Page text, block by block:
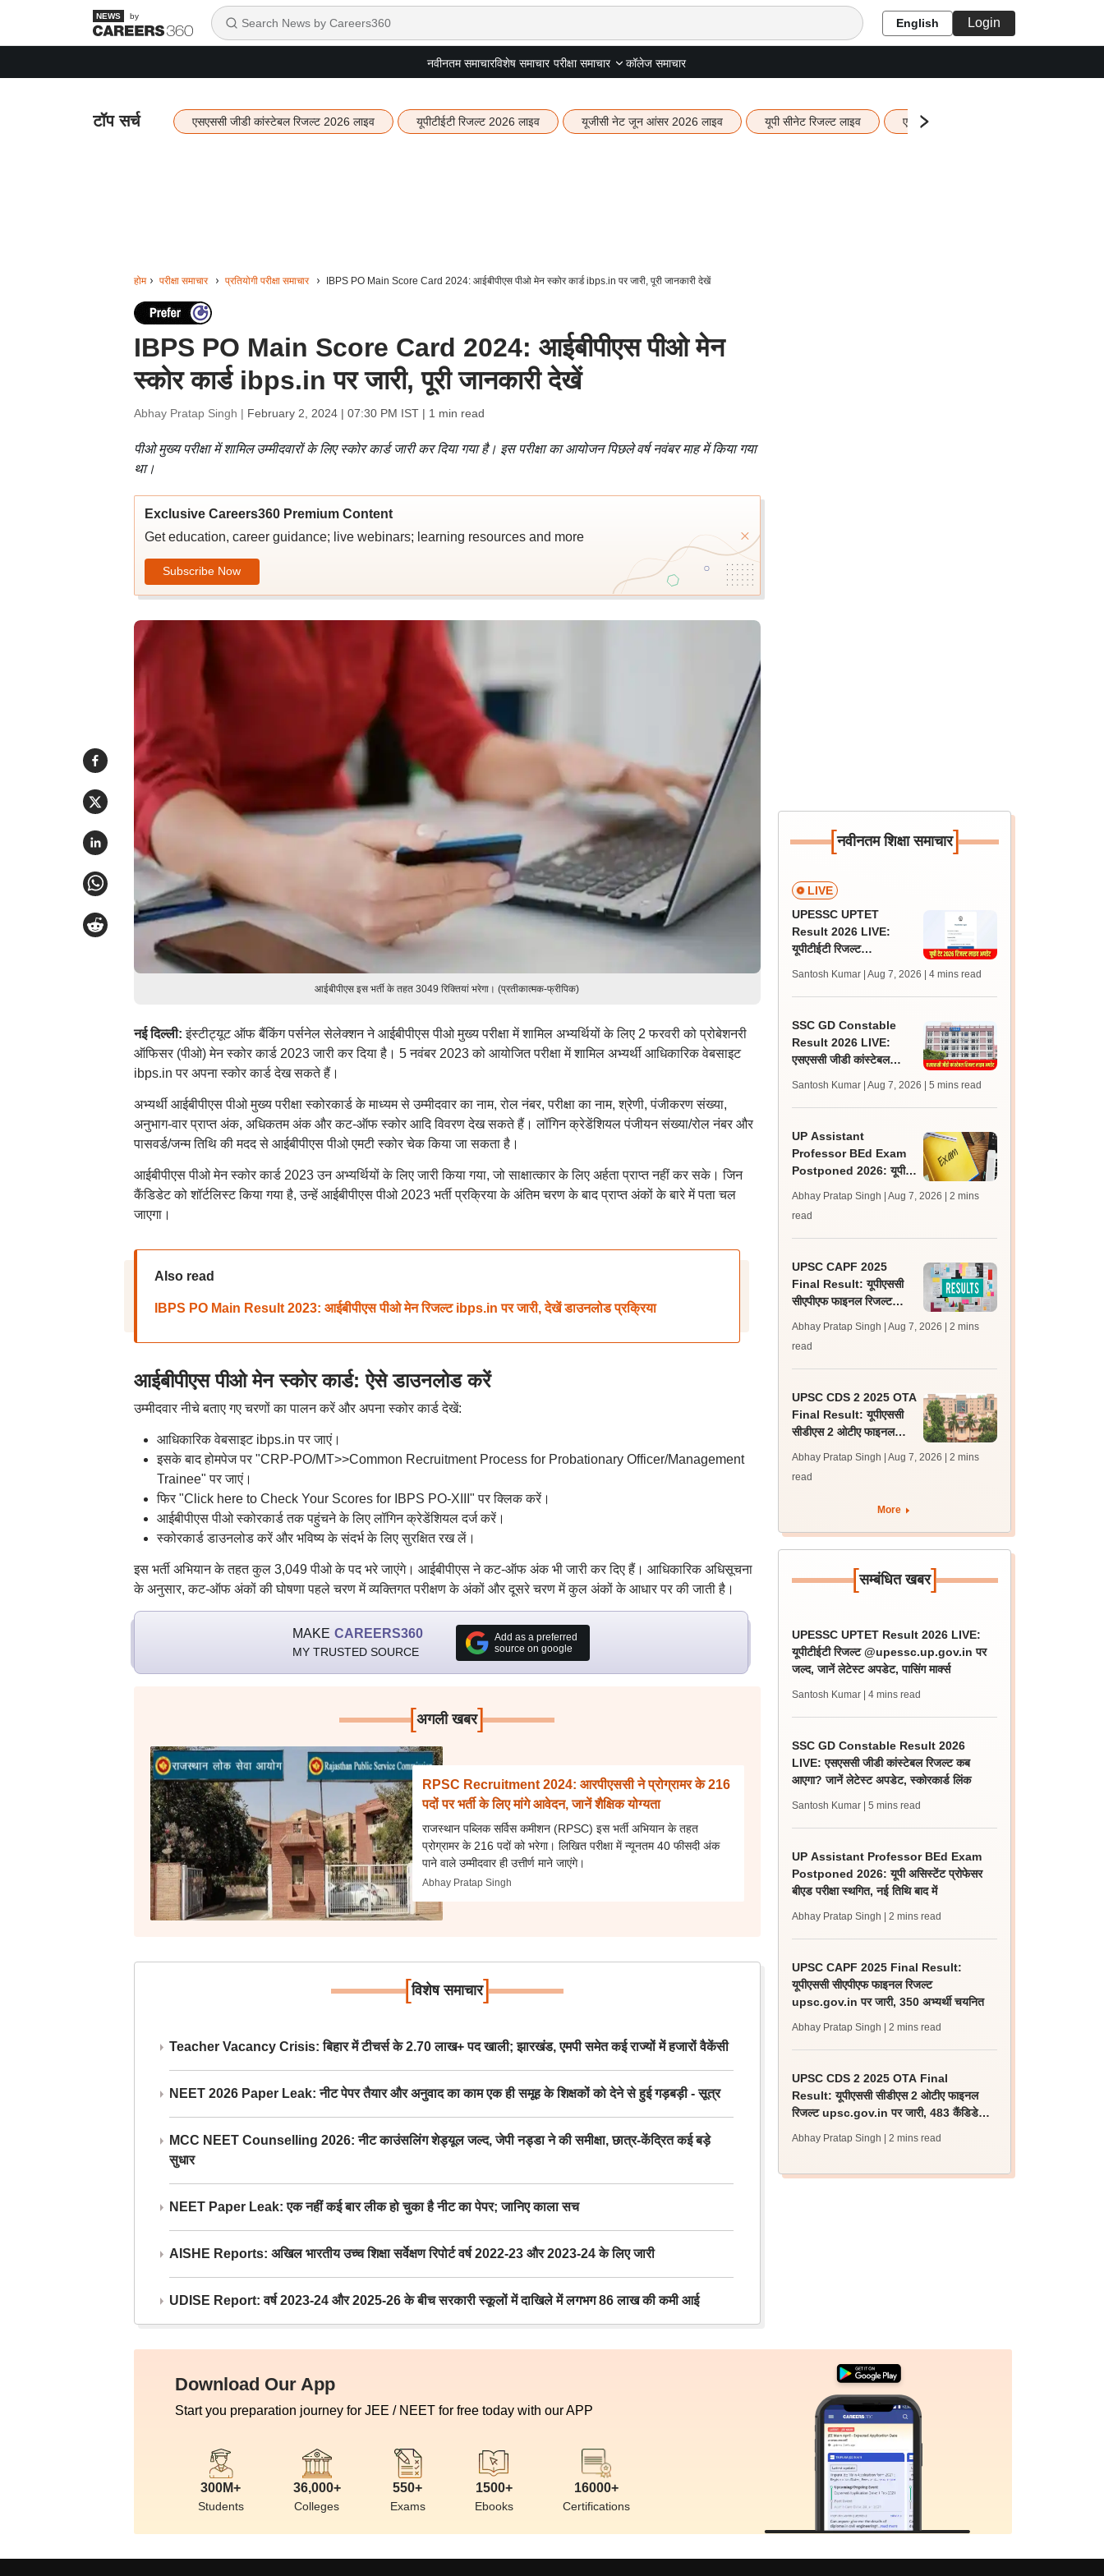
by English Login
नवीनतम समाचारविशेष समाचार परीक्षा समाचार कॉलेज समाचार
टॉप सर्च एसएससी जीडी कांस्टेबल रिजल्ट 2026 लाइव यूपीटीईटी रिजल्ट 2026 लाइव यूजीसी नेट जून आंसर 2026 लाइव यूपी सीनेट रिजल्ट लाइव एचबीएसई 12वीं का रिजल्ट लाइव
होम परीक्षा समाचार प्रतियोगी परीक्षा समाचार IBPS PO Main Score Card 2024: आईबीपीएस पीओ मेन स्कोर कार्ड ibps.in पर जारी, पूरी जानकारी देखें
IBPS PO Main Score Card 2024: आईबीपीएस पीओ मेन
स्कोर कार्ड ibps.in पर जारी, पूरी जानकारी देखें
Abhay Pratap Singh | February 2, 2024 | 07:30 PM IST| 1 min read
पीओ मुख्य परीक्षा में शामिल उम्मीदवारों के लिए स्कोर कार्ड जारी कर दिया गया है। इस परीक्षा का आयोजन पिछले वर्ष नवंबर माह में किया गया
था।
Exclusive Careers360 Premium Content
Get education, career guidance; live webinars; learning resources and more
Subscribe Now
आईबीपीएस इस भर्ती के तहत 3049 रिक्तियां भरेगा। (प्रतीकात्मक-फ्रीपिक)
नई दिल्ली:इंस्टीट्यूट ऑफ बैंकिंग पर्सनेल सेलेक्शन ने आईबीपीएस पीओ मुख्य परीक्षा में शामिल अभ्यर्थियों के लिए 2 फरवरी को प्रोबेशनरी
ऑफिसर (पीओ) मेन स्कोर कार्ड 2023 जारी कर दिया है। 5 नवंबर 2023 को आयोजित परीक्षा में शामिल अभ्यर्थी आधिकारिक वेबसाइट
ibps.in पर अपना स्कोर कार्ड देख सकते हैं।
अभ्यर्थी आईबीपीएस पीओ मुख्य परीक्षा स्कोरकार्ड के माध्यम से उम्मीदवार का नाम, रोल नंबर, परीक्षा का नाम, श्रेणी, पंजीकरण संख्या,
अनुभाग-वार प्राप्त अंक, अधिकतम अंक और कट-ऑफ स्कोर आदि विवरण देख सकते हैं। लॉगिन क्रेडेंशियल पंजीयन संख्या/रोल नंबर और
पासवर्ड/जन्म तिथि की मदद से आईबीपीएस पीओ एमटी स्कोर चेक किया जा सकता है।
आईबीपीएस पीओ मेन स्कोर कार्ड 2023 उन अभ्यर्थियों के लिए जारी किया गया, जो साक्षात्कार के लिए अर्हता प्राप्त नहीं कर सके। जिन
कैंडिडेट को शॉर्टलिस्ट किया गया है, उन्हें आईबीपीएस पीओ 2023 भर्ती प्रक्रिया के अंतिम चरण के बाद प्राप्त अंकों के बारे में पता चल
जाएगा।
Also read
IBPS PO Main Result 2023: आईबीपीएस पीओ मेन रिजल्ट ibps.in पर जारी, देखें डाउनलोड प्रक्रिया
आईबीपीएस पीओ मेन स्कोर कार्ड: ऐसे डाउनलोड करें
उम्मीदवार नीचे बताए गए चरणों का पालन करें और अपना स्कोर कार्ड देखें:
आधिकारिक वेबसाइट ibps.in पर जाएं।
इसके बाद होमपेज पर "CRP-PO/MT>>Common Recruitment Process for Probationary Officer/Management
Trainee" पर जाएं।
फिर "Click here to Check Your Scores for IBPS PO-XIII" पर क्लिक करें।
आईबीपीएस पीओ स्कोरकार्ड तक पहुंचने के लिए लॉगिन क्रेडेंशियल दर्ज करें।
स्कोरकार्ड डाउनलोड करें और भविष्य के संदर्भ के लिए सुरक्षित रख लें।
इस भर्ती अभियान के तहत कुल 3,049 पीओ के पद भरे जाएंगे। आईबीपीएस ने कट-ऑफ अंक भी जारी कर दिए हैं। आधिकारिक अधिसूचना
के अनुसार, कट-ऑफ अंकों की घोषणा पहले चरण में व्यक्तिगत परीक्षण के अंकों और दूसरे चरण में कुल अंकों के आधार पर की जाती है।
MAKE CAREERS360
MY TRUSTED SOURCE
Add as a preferred
source on google
[अगली खबर]
RPSC Recruitment 2024: आरपीएससी ने प्रोग्रामर के 216
पदों पर भर्ती के लिए मांगे आवेदन, जानें शैक्षिक योग्यता
राजस्थान पब्लिक सर्विस कमीशन (RPSC) इस भर्ती अभियान के तहत
प्रोग्रामर के 216 पदों को भरेगा। लिखित परीक्षा में न्यूनतम 40 फीसदी अंक
पाने वाले उम्मीदवार ही उत्तीर्ण माने जाएंगे।
Abhay Pratap Singh
[विशेष समाचार]
Teacher Vacancy Crisis: बिहार में टीचर्स के 2.70 लाख+ पद खाली; झारखंड, एमपी समेत कई राज्यों में हजारों वैकेंसी
NEET 2026 Paper Leak: नीट पेपर तैयार और अनुवाद का काम एक ही समूह के शिक्षकों को देने से हुई गड़बड़ी - सूत्र
MCC NEET Counselling 2026: नीट काउंसलिंग शेड्यूल जल्द, जेपी नड्डा ने की समीक्षा, छात्र-केंद्रित कई बड़े
सुधार
NEET Paper Leak: एक नहीं कई बार लीक हो चुका है नीट का पेपर; जानिए काला सच
AISHE Reports: अखिल भारतीय उच्च शिक्षा सर्वेक्षण रिपोर्ट वर्ष 2022-23 और 2023-24 के लिए जारी
UDISE Report: वर्ष 2023-24 और 2025-26 के बीच सरकारी स्कूलों में दाखिले में लगभग 86 लाख की कमी आई
[नवीनतम शिक्षा समाचार]
LIVE
UPESSC UPTET
Result 2026 LIVE:
यूपीटीईटी रिजल्ट
जल्द, जानें लेटेस्ट अपडेट,
पासिंग मार्क्स
Santosh Kumar | Aug 7, 2026 | 4 mins read
SSC GD Constable
Result 2026 LIVE:
एसएससी जीडी कांस्टेबल
लेटेस्ट अपडेट, स्कोरकार्ड लिंक
Santosh Kumar | Aug 7, 2026 | 5 mins read
UP Assistant
Professor BEd Exam
Postponed 2026: यूपी
स्थगित, नई तिथि बाद में
Abhay Pratap Singh | Aug 7, 2026
| 2 mins
read
UPSC CAPF 2025
Final Result: यूपीएससी
सीएपीएफ फाइनल रिजल्ट
350 अभ्यर्थी चयनित
Abhay Pratap Singh | Aug 7, 2026
| 2 mins
read
UPSC CDS 2 2025 OTA
Final Result: यूपीएससी
सीडीएस 2 ओटीए फाइनल
जारी, 483 कैंडिडेट चयनित
Abhay Pratap Singh | Aug 7, 2026
| 2 mins
read
More
[सम्बंधित खबर]
UPESSC UPTET Result 2026 LIVE:
यूपीटीईटी रिजल्ट @upessc.up.gov.in पर
जल्द, जानें लेटेस्ट अपडेट, पासिंग मार्क्स
Santosh Kumar | 4 mins read
SSC GD Constable Result 2026
LIVE: एसएससी जीडी कांस्टेबल रिजल्ट कब
आएगा? जानें लेटेस्ट अपडेट, स्कोरकार्ड लिंक
Santosh Kumar | 5 mins read
UP Assistant Professor BEd Exam
Postponed 2026: यूपी असिस्टेंट प्रोफेसर
बीएड परीक्षा स्थगित, नई तिथि बाद में
Abhay Pratap Singh | 2 mins read
UPSC CAPF 2025 Final Result:
यूपीएससी सीएपीएफ फाइनल रिजल्ट
upsc.gov.in पर जारी, 350 अभ्यर्थी चयनित
Abhay Pratap Singh | 2 mins read
UPSC CDS 2 2025 OTA Final
Result: यूपीएससी सीडीएस 2 ओटीए फाइनल
रिजल्ट upsc.gov.in पर जारी, 483 कैंडिडेट
Abhay Pratap Singh | 2 mins read
Download Our App
Start you preparation journey for JEE / NEET for free today with our APP
300M+
Students
36,000+
Colleges
550+
Exams
1500+
Ebooks
16000+
Certifications